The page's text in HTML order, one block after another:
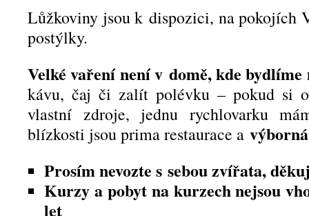
Lůžkoviny jsou k dispozici, na pokojích
postýlky.
Velké vaření není v domě, kde bydlíme
kávu, čaj či zalít polévku – pokud si
vlastní zdroje, jednu rychlovarku
blízkosti jsou prima restaurace a
Prosím nevozte s sebou zvířata,
Kurzy a pobyt na kurzech nejsou
let